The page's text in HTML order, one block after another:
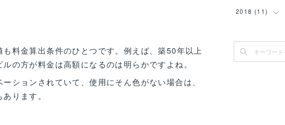
料金算出条件のひとつです。例えば、築50年以上
の方が料金は高額になるのは明らかですよね。
ションされていて、使用にそん色がない場合は、
ります。
( 1)
( 2)
(1)
( 2)
(2)
(3)
( 1)
( 1)
(1)
( 1)
(1)
( 1)
(1)
2018 (11)
(2)